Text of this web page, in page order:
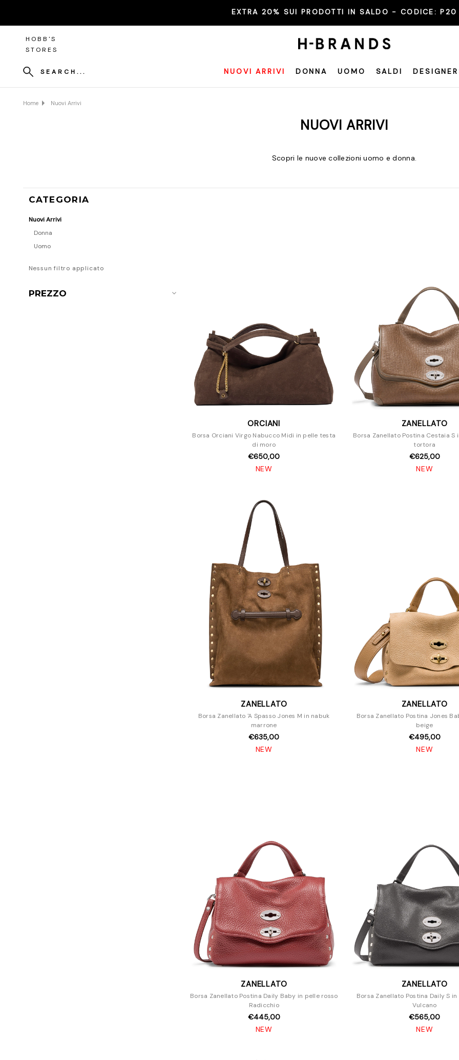
EXTRA 20% SUI PRODOTTI IN SALDO - CODICE:P20
HOBB'S
STORES
SEARCH... NUOVI ARRIVI DONNA UOMO SALDI
Home Nuovi Arrivi
NUOVI ARRIVI
Scopri le nuove collezioni uomo e donna.
CATEGORIA
Nuovi Arrivi
Donna
Uomo
Nessun filtro applicato
PREZZO
ORCIANI
Borsa Orciani Virgo Nabucco Midi in pelle testa
di moro
€650,00
NEW
ZANELLATO
Borsa Zanellato Postina Cestaia S
tortora
€625,00
NEW
ZANELLATO
Borsa Zanellato 'A Spasso Jones M in nabuk
marrone
€635,00
NEW
ZANELLATO
Borsa Zanellato Postina Jones
beige
€495,00
NEW
ZANELLATO
Borsa Zanellato Postina Daily Baby in pelle rosso
Radicchio
€445,00
NEW
ZANELLATO
Borsa Zanellato Postina Daily S
Vulcano
€565,00
NEW